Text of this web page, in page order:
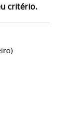
critério.